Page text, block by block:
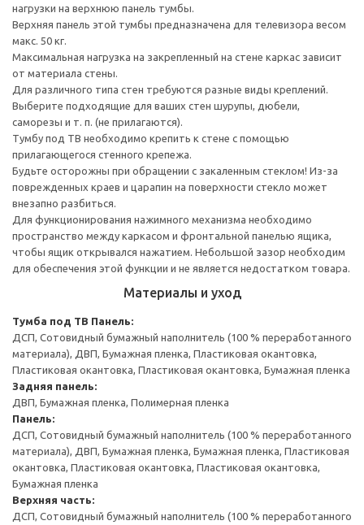
нагрузки на верхнюю панель тумбы.
Верхняя панель этой тумбы предназначена для телевизора весом
макс. 50 кг.
Максимальная нагрузка на закрепленный на стене каркас зависит
от материала стены.
Для различного типа стен требуются разные виды креплений.
Выберите подходящие для ваших стен шурупы, дюбели,
саморезы и т. п. (не прилагаются).
Тумбу под ТВ необходимо крепить к стене с помощью
прилагающегося стенного крепежа.
Будьте осторожны при обращении с закаленным стеклом! Из-за
поврежденных краев и царапин на поверхности стекло может
внезапно разбиться.
Для функционирования нажимного механизма необходимо
пространство между каркасом и фронтальной панелью ящика,
чтобы ящик открывался нажатием. Небольшой зазор необходим
для обеспечения этой функции и не является недостатком товара.
Материалы и уход
Тумба под ТВ Панель:
ДСП, Сотовидный бумажный наполнитель (100 % переработанного
материала), ДВП, Бумажная пленка, Пластиковая окантовка,
Пластиковая окантовка, Пластиковая окантовка, Бумажная пленка
Задняя панель:
ДВП, Бумажная пленка, Полимерная пленка
Панель:
ДСП, Сотовидный бумажный наполнитель (100 % переработанного
материала), ДВП, Бумажная пленка, Бумажная пленка, Пластиковая
окантовка, Пластиковая окантовка, Пластиковая окантовка,
Бумажная пленка
Верхняя часть:
ДСП, Сотовидный бумажный наполнитель (100 % переработанного